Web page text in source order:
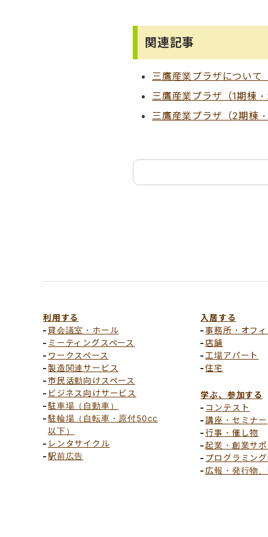
関連記事
三鷹産業プラザについて
三鷹産業プラザ（1期棟
三鷹産業プラザ（2期棟
利用する
貸会議室・ホール
ミーティングスペース
ワークスペース
製造関連サービス
市民活動向けスペース
ビジネス向けサービス
駐車場（自動車）
駐輪場（自転車・原付50cc
以下）
レンタサイクル
駅前広告
入居する
事務所・オフ
店舗
工場アパート
住宅
学ぶ、参加する
コンテスト
講座・セミナー
行事・催し物
起業・創業サ
プログラミン
広報・発行物